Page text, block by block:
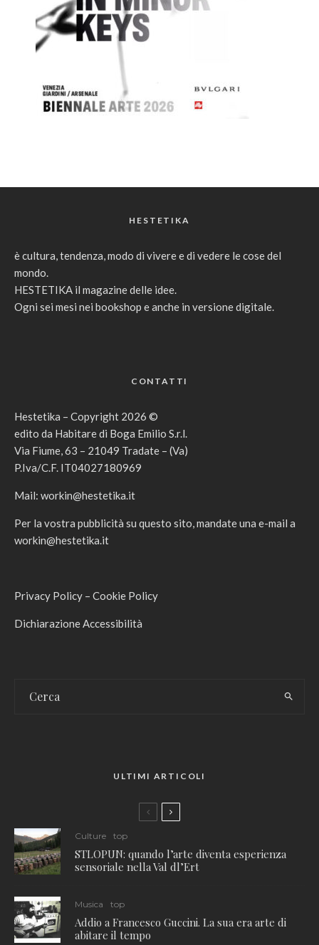
HESTETIKA
è cultura, tendenza, modo di vivere e di vedere le cose del
mondo.
HESTETIKA il magazine delle idee.
Ogni sei mesi nei bookshop e anche in versione digitale.
CONTATTI
Hestetika – Copyright 2026 ©
edito da Habitare di Boga Emilio S.r.l.
Via Fiume, 63 – 21049 Tradate – (Va)
P.Iva/C.F. IT04027180969
Mail: workin@hestetika.it
Per la vostra pubblicità su questo sito, mandate una e-mail a
workin@hestetika.it
Privacy Policy – Cookie Policy
Dichiarazione Accessibilità
ULTIMI ARTICOLI
Culture top
STLOPUN: quando l’arte diventa esperienza
sensoriale nella Val dl’Ert
Musica top
Addio a Francesco Guccini. La sua era arte di
abitare il tempo